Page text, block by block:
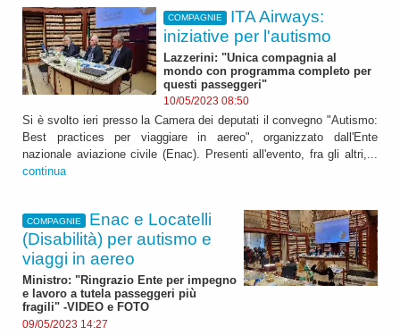
COMPAGNIE
ITA Airways:
iniziative per l'autismo
Lazzerini: "Unica compagnia al
mondo con programma completo per
questi passeggeri"
10/05/2023 08:50
Si è svolto ieri presso la Camera dei deputati il convegno "Autismo:
Best practices per viaggiare in aereo", organizzato dall'Ente
nazionale aviazione civile (Enac). Presenti all'evento, fra gli altri,...
continua
COMPAGNIE
Enac e Locatelli
(Disabilità) per autismo e
viaggi in aereo
Ministro: "Ringrazio Ente per impegno
e lavoro a tutela passeggeri più
fragili" -VIDEO e FOTO
09/05/2023 14:27